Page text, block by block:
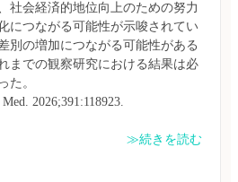
社会経済的地位向上のための努力
につながる可能性が示唆されてい
別の増加につながる可能性がある
までの観察研究における結果は必
た。
≫続きを読む